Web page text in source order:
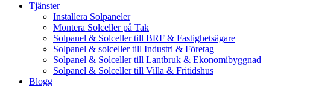
Tjänster
Installera Solpaneler
Montera Solceller på Tak
Solpanel & Solceller till BRF & Fastighetsägare
Solpanel & solceller till Industri & Företag
Solpanel & Solceller till Lantbruk & Ekonomibyggnad
Solpanel & Solceller till Villa & Fritidshus
Blogg